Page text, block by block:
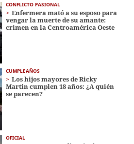
CONFLICTO PASIONAL
Enfermera mató a su esposo para
vengar la muerte de su amante:
crimen en la Centroamérica Oeste
CUMPLEAÑOS
Los hijos mayores de Ricky
Martin cumplen 18 años: ¿A quién
se parecen?
OFICIAL